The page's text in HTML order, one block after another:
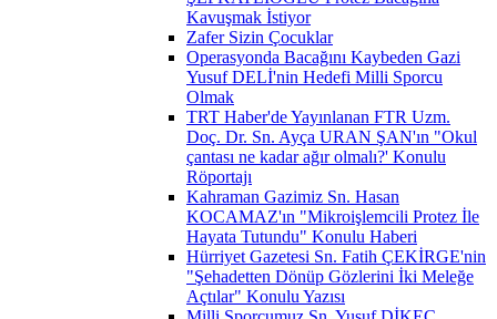
Kavuşmak İstiyor
Zafer Sizin Çocuklar
Operasyonda Bacağını Kaybeden Gazi
Yusuf DELİ'nin Hedefi Milli Sporcu
Olmak
TRT Haber'de Yayınlanan FTR Uzm.
Doç. Dr. Sn. Ayça URAN ŞAN'ın "Okul
çantası ne kadar ağır olmalı?' Konulu
Röportajı
Kahraman Gazimiz Sn. Hasan
KOCAMAZ'ın "Mikroişlemcili Protez İle
Hayata Tutundu" Konulu Haberi
Hürriyet Gazetesi Sn. Fatih ÇEKİRGE'nin
"Şehadetten Dönüp Gözlerini İki Meleğe
Açtılar" Konulu Yazısı